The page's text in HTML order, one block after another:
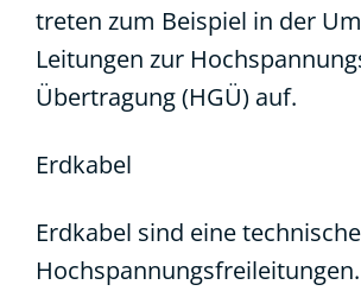
treten zum Beispiel in der
Leitungen zur
Übertragung (HGÜ) auf.
Erdkabel
Erdkabel sind eine